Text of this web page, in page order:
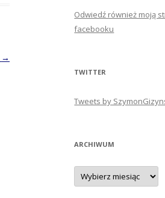
→
Odwiedź również moją
facebooku
TWITTER
Tweets by
ARCHIWUM
Archiwum